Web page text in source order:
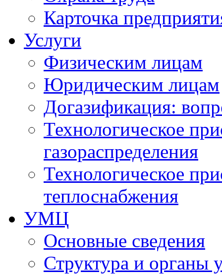
Карточка
Услуги
Физическим лицам
Юридическим лицам
Догазификация:
Технологическое
газораспределения
Технологическое
теплоснабжения
УМЦ
Основные сведения
Структура и органы